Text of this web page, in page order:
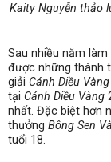
Kaity Nguyễn thảo
Sau nhiều năm làm
được những thành
giải Cánh Diều Vàng
tại Cánh Diều Vàng
nhất. Đặc biệt hơn
thưởng Bông Sen
tuổi 18.